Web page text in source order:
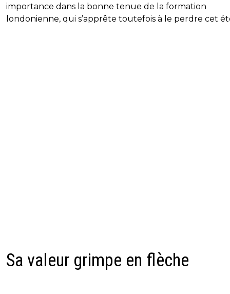
importance dans la bonne tenue de la formation
londonienne, qui s’apprête toutefois à le perdre cet
Sa valeur grimpe en flèche